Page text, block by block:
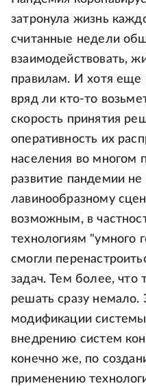
затронула жизнь
считанные недели
взаимодействовать,
правилам. И хотя еще
вряд ли кто-то
скорость принятия
оперативность их
населения во многом
развитие пандемии
лавинообразному
возможным, в
технологиям "умного
смогли
задач. Тем более, что
решать сразу немало.
модификации
внедрению систем
конечно же, по
применению